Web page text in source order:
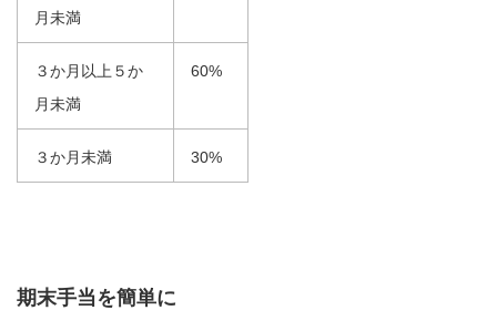
月未満
３か月以上５か
月未満
60%
３か月未満 30%
期末手当を簡単に